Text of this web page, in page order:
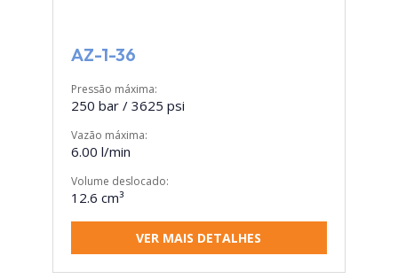
AZ-1-36
Pressão máxima:
250 bar / 3625 psi
Vazão máxima:
6.00 l/min
Volume deslocado:
12.6 cm³
VER MAIS DETALHES